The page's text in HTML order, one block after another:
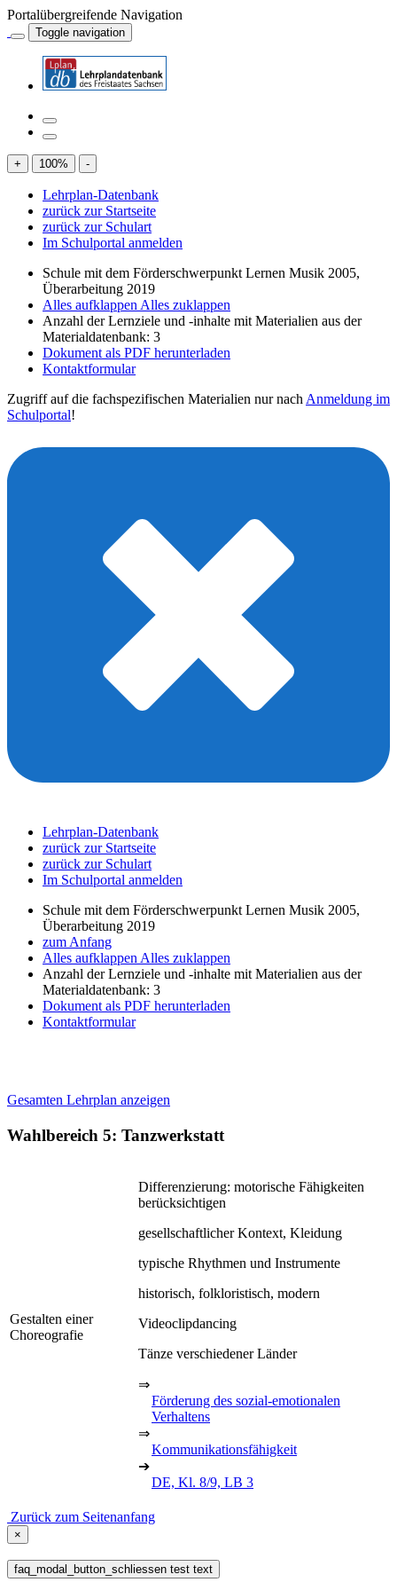
Portalübergreifende Navigation
Toggle navigation
+ 100% -
Lehrplan-Datenbank
zurück zur Startseite
zurück zur Schulart
Im Schulportal anmelden
Schule mit dem Förderschwerpunkt Lernen Musik 2005,
Überarbeitung 2019
Alles aufklappen Alles zuklappen
Anzahl der Lernziele und -inhalte mit Materialien aus der
Materialdatenbank: 3
Dokument als PDF herunterladen
Kontaktformular
Zugriff auf die fachspezifischen Materialien nur nach Anmeldung im
Schulportal!
Lehrplan-Datenbank
zurück zur Startseite
zurück zur Schulart
Im Schulportal anmelden
Schule mit dem Förderschwerpunkt Lernen Musik 2005,
Überarbeitung 2019
zum Anfang
Alles aufklappen Alles zuklappen
Anzahl der Lernziele und -inhalte mit Materialien aus der
Materialdatenbank: 3
Dokument als PDF herunterladen
Kontaktformular
Gesamten Lehrplan anzeigen
Wahlbereich 5: Tanzwerkstatt
Gestalten einer
Choreografie
Differenzierung: motorische Fähigkeiten
berücksichtigen
gesellschaftlicher Kontext, Kleidung
typische Rhythmen und Instrumente
historisch, folkloristisch, modern
Videoclipdancing
Tänze verschiedener Länder
⇒
Förderung des sozial-emotionalen
Verhaltens
⇒
Kommunikationsfähigkeit
➔
DE, Kl. 8/9, LB 3
Zurück zum Seitenanfang
×
faq_modal_button_schliessen test text